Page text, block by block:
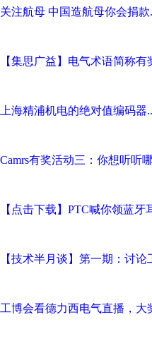
关注航母 中国造航母你会捐款
【集思广益】电气术语简称有
上海精浦机电的绝对值编码器
Camrs有奖活动三：你想听听
【点击下载】PTC喊你领蓝牙
【技术半月谈】第一期：讨论
工博会看德力西电气直播，大